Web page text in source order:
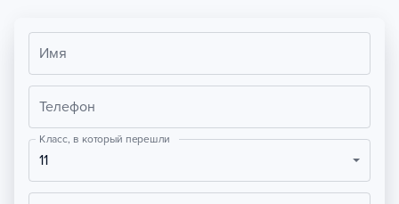
Имя
Телефон
Класс, в который перешли
11